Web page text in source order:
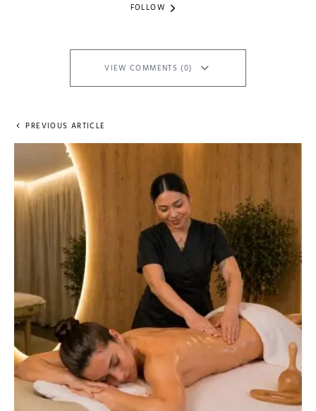
FOLLOW
VIEW COMMENTS (0)
PREVIOUS ARTICLE